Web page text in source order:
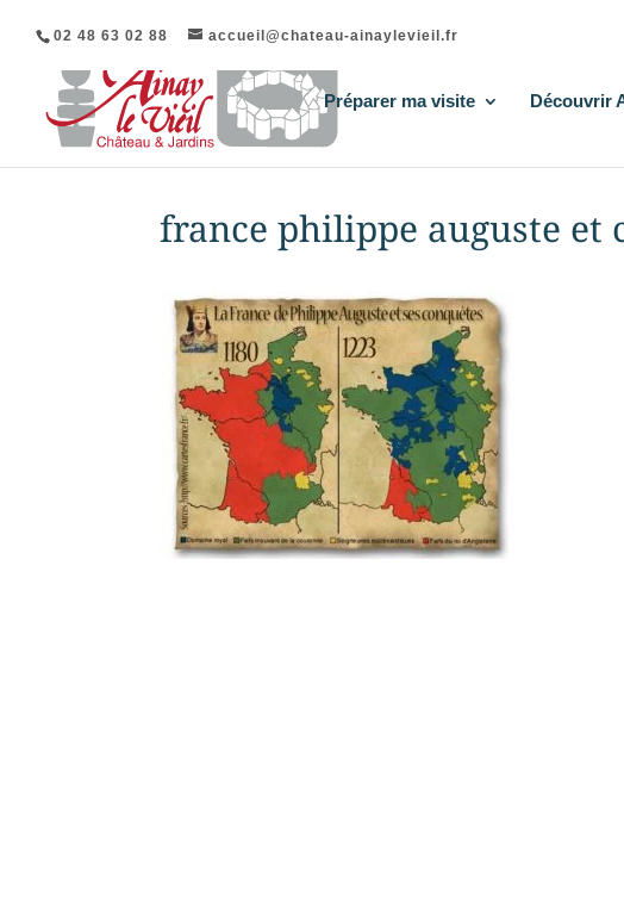
02 48 63 02 88 accueil@chateau-ainaylevieil.fr
Préparer ma visite Découvrir
france philippe auguste et